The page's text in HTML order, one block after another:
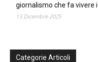
giornalismo che fa vivere
13 Dicembre 2025
Categorie Articoli